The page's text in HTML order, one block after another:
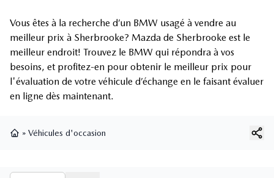
Vous êtes à la recherche d’un BMW usagé à vendre au
meilleur prix à Sherbrooke? Mazda de Sherbrooke est le
meilleur endroit! Trouvez le BMW qui répondra à vos
besoins, et profitez-en pour obtenir le meilleur prix pour
l'évaluation de votre véhicule d’échange en le faisant évaluer
en ligne dès maintenant.
» Véhicules d'occasion